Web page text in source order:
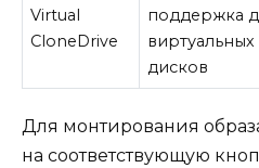
Virtual
CloneDrive
поддержка
виртуальных
дисков
Для монтирования
на соответствующую